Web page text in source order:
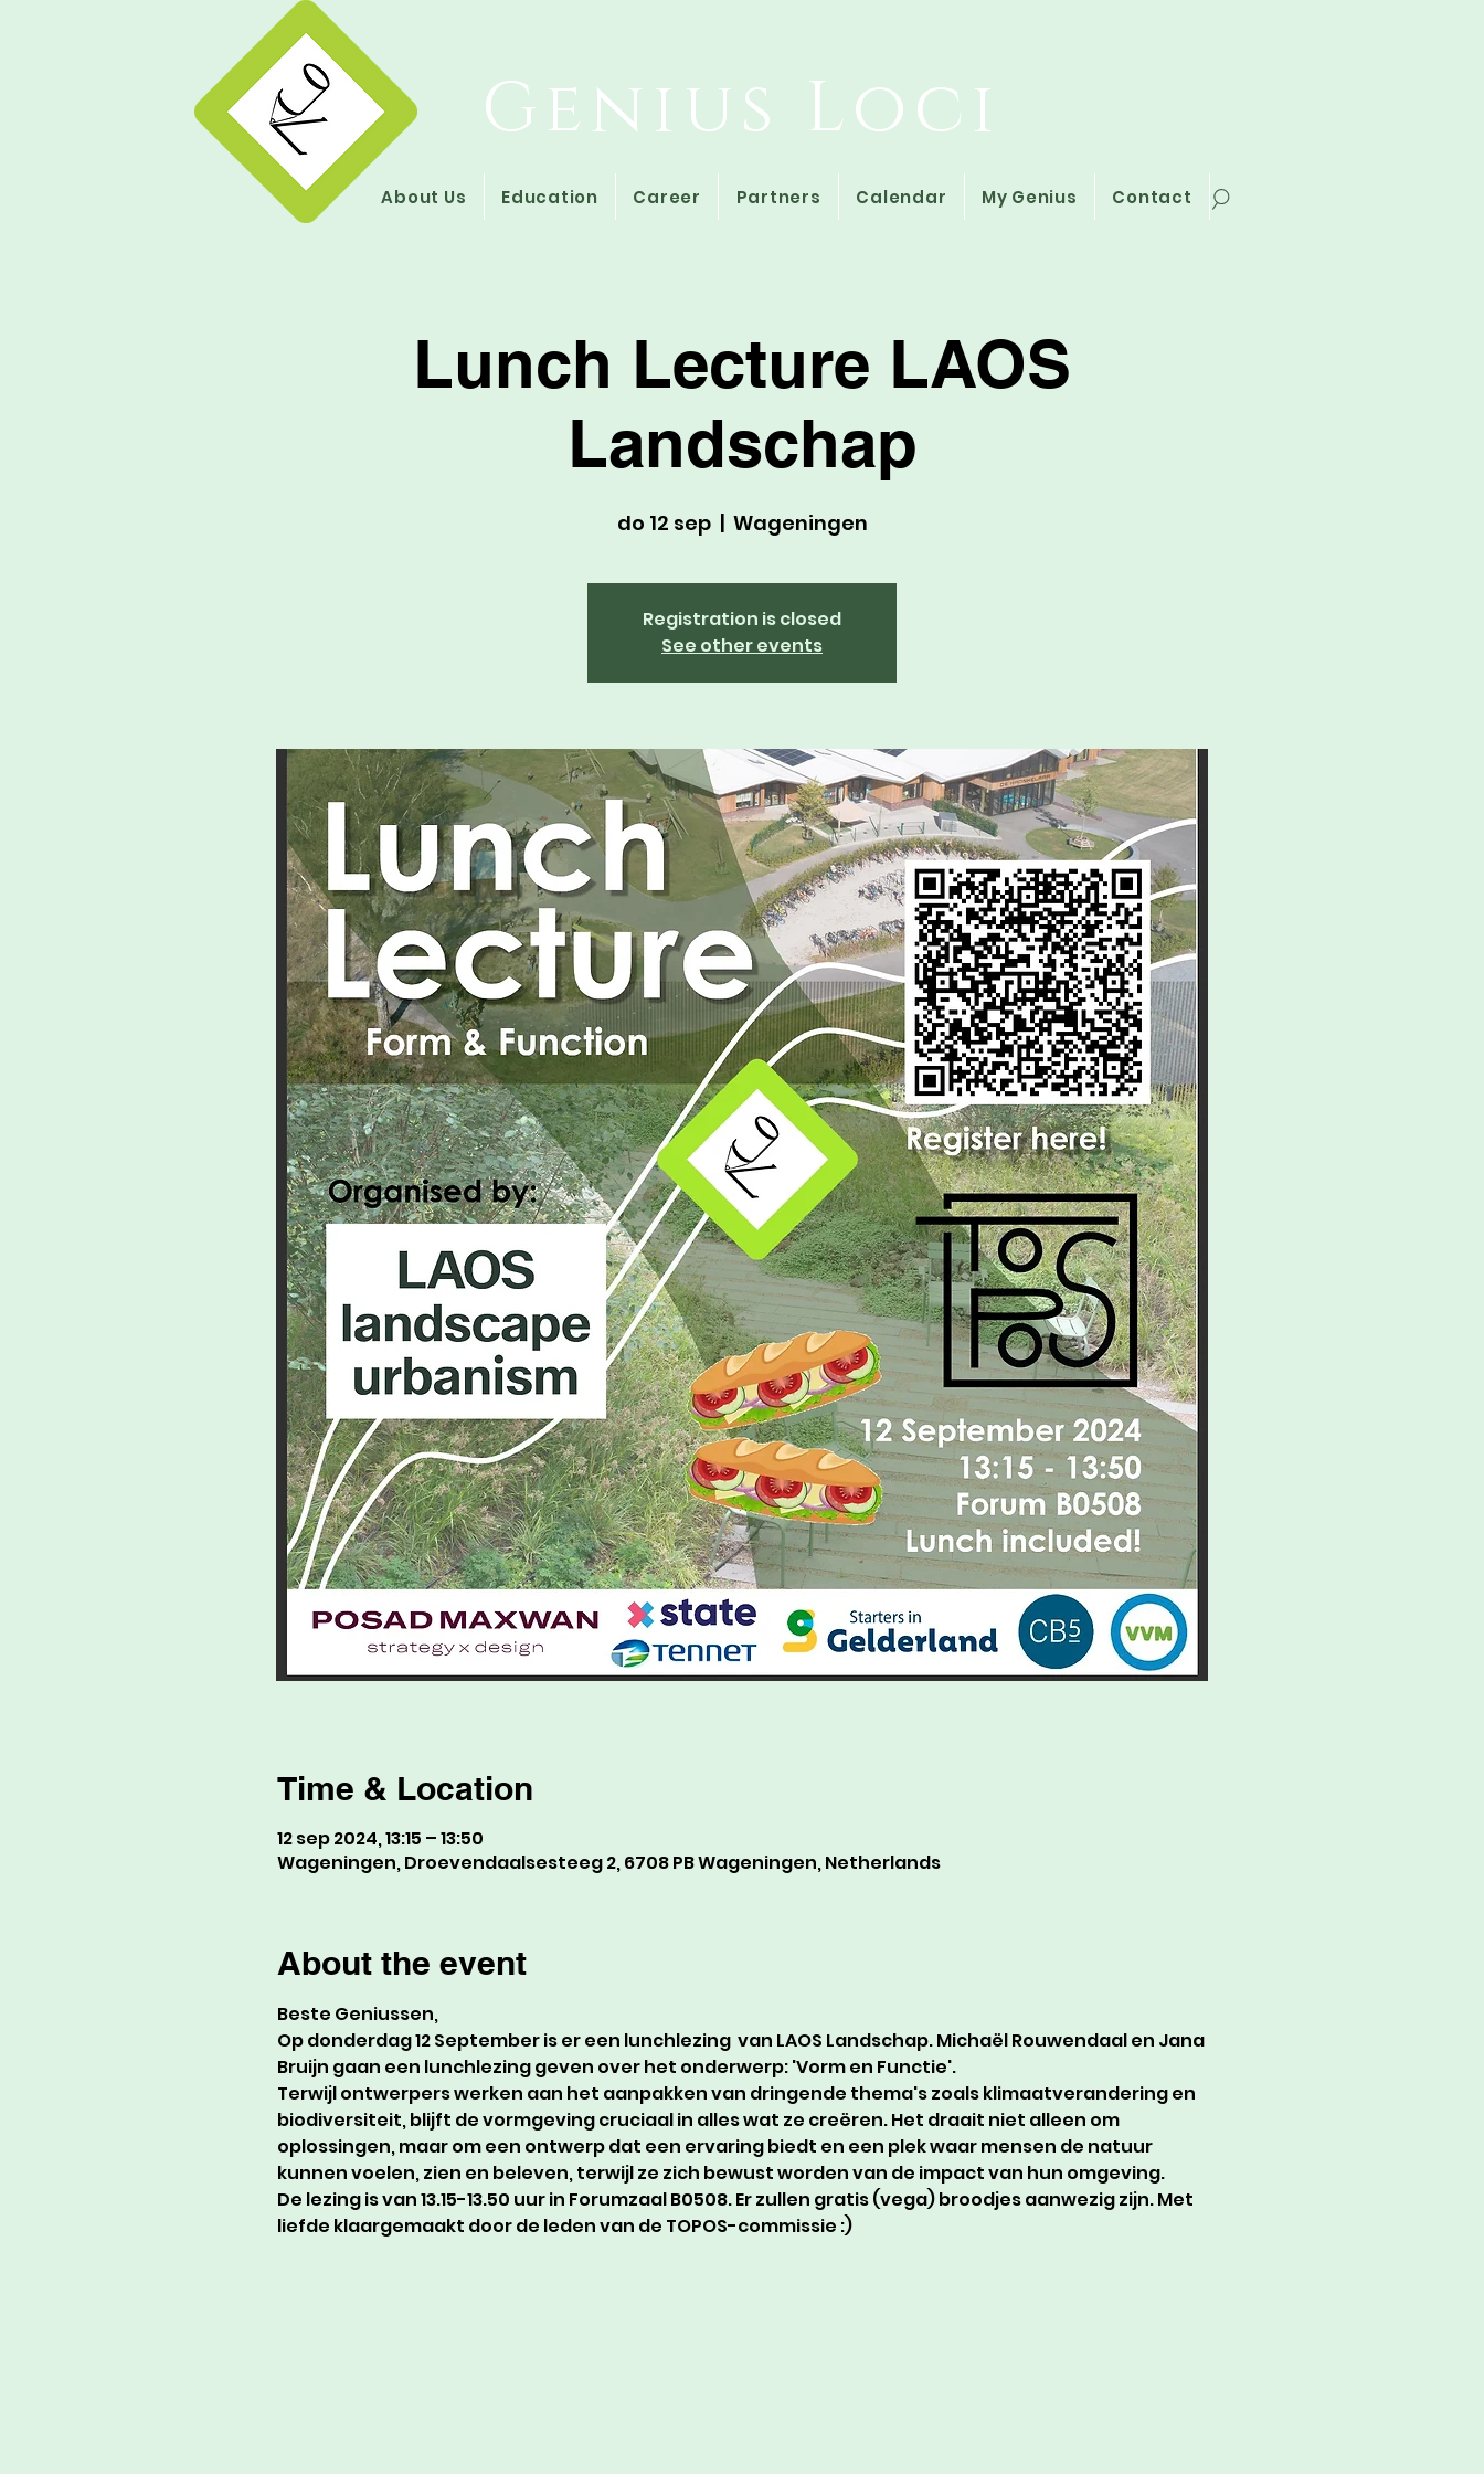
About Us Education Career Partners Calendar My Genius Contact
Genius Loci
Lunch Lecture LAOS
Landschap
do 12 sep
  |
Wageningen
Registration is closed
See other events
Time & Location
12 sep 2024, 13:15 – 13:50
Wageningen, Droevendaalsesteeg 2, 6708 PB Wageningen, Netherlands
About the event
Beste Geniussen,
Op donderdag 12 September is er een lunchlezing  van LAOS Landschap. Michaël Rouwendaal en Jana
Bruijn gaan een lunchlezing geven over het onderwerp: 'Vorm en Functie'.
Terwijl ontwerpers werken aan het aanpakken van dringende thema's zoals klimaatverandering en
biodiversiteit, blijft de vormgeving cruciaal in alles wat ze creëren. Het draait niet alleen om
oplossingen, maar om een ontwerp dat een ervaring biedt en een plek waar mensen de natuur
kunnen voelen, zien en beleven, terwijl ze zich bewust worden van de impact van hun omgeving.
De lezing is van 13.15-13.50 uur in Forumzaal B0508. Er zullen gratis (vega) broodjes aanwezig zijn. Met
liefde klaargemaakt door de leden van de TOPOS-commissie :)